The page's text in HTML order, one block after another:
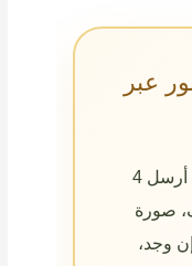
عبر
للحصول على سعر أقرب للواقع، أرسل 4
صورة
وجد،